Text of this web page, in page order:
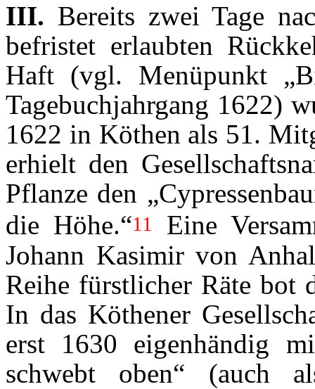
III. Bereits zwei Tage
befristet erlaubten
Haft (vgl. Menüpunkt
Tagebuchjahrgang 1622)
1622 in Köthen als 51.
erhielt den
Pflanze den
die Höhe.“11
Eine
Johann Kasimir von
Reihe fürstlicher Räte bot
In das Köthener
erst 1630 eigenhändig
schwebt oben“ (auch